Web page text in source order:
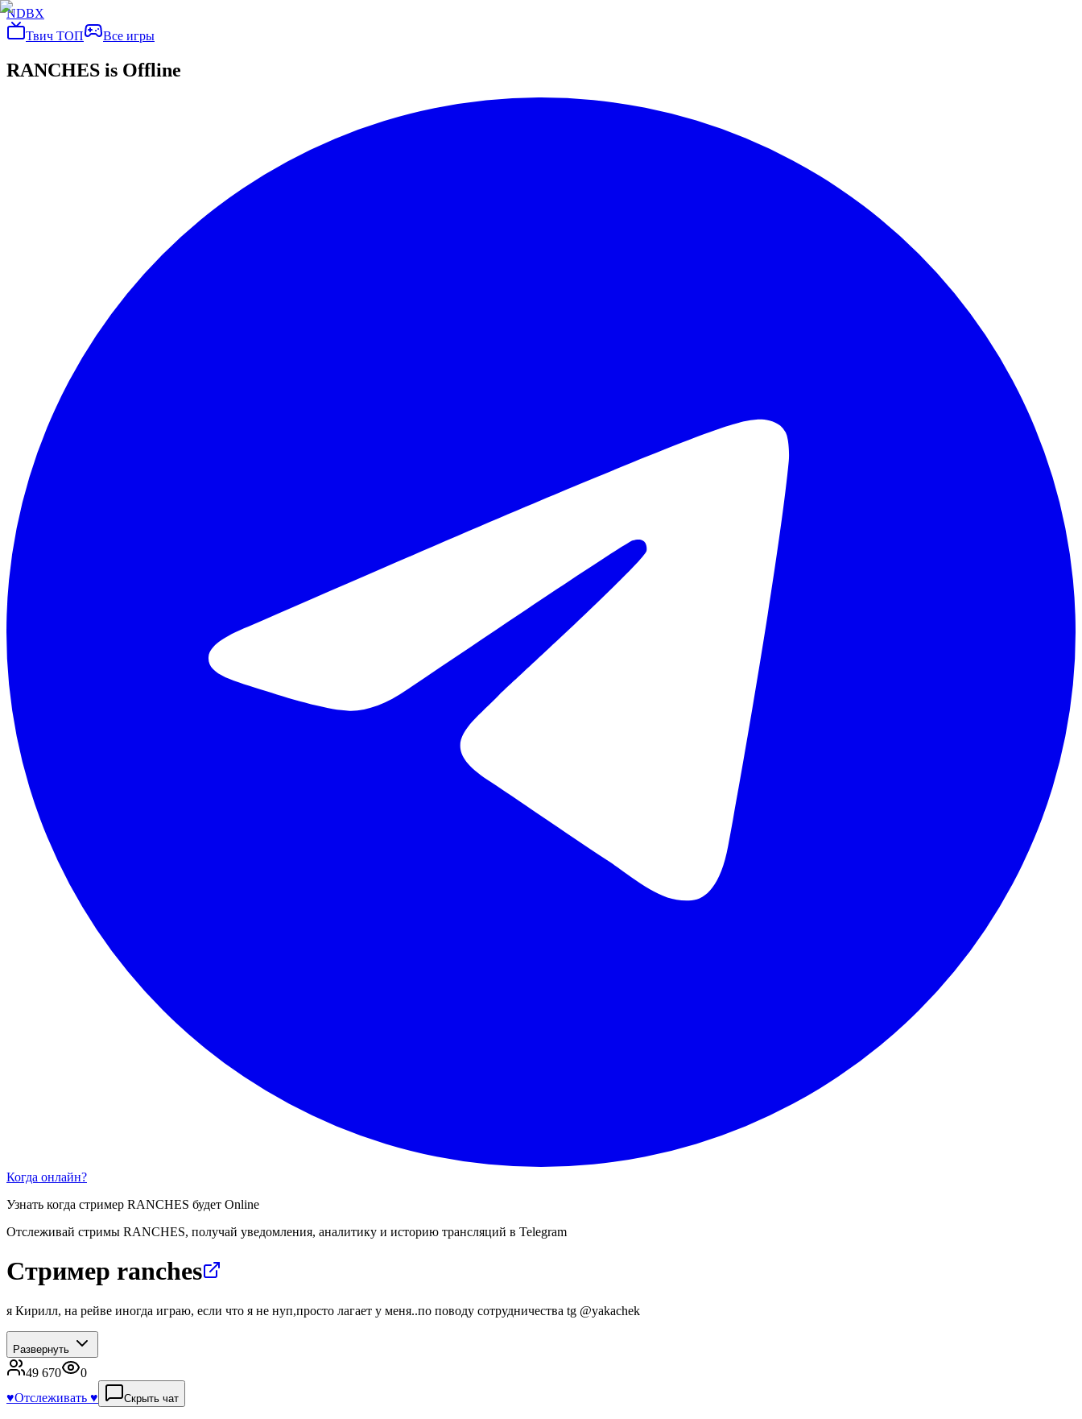
NDBX
Твич ТОП
Все игры
RANCHES is Offline
Когда онлайн?
Узнать когда стример RANCHES будет Online
Отслеживай стримы RANCHES, получай уведомления, аналитику и историю трансляций в Telegram
Стример ranches
я Кирилл, на рейве иногда играю, если что я не нуп,просто лагает у меня..по поводу сотрудничества tg @yakachek
Развернуть
49 670
0
♥️Отслеживать ♥️ Скрыть чат